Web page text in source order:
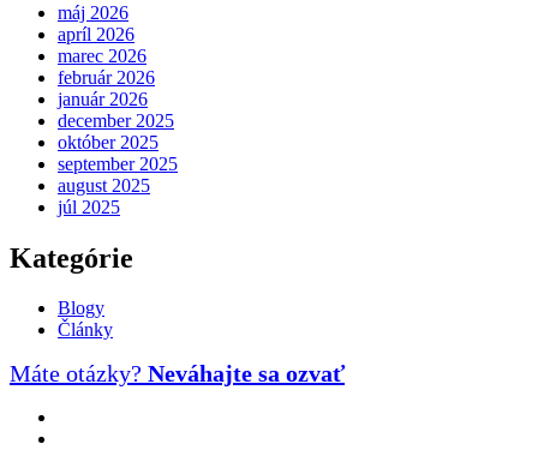
máj 2026
apríl 2026
marec 2026
február 2026
január 2026
december 2025
október 2025
september 2025
august 2025
júl 2025
Kategórie
Blogy
Články
Máte otázky? Neváhajte sa ozvať